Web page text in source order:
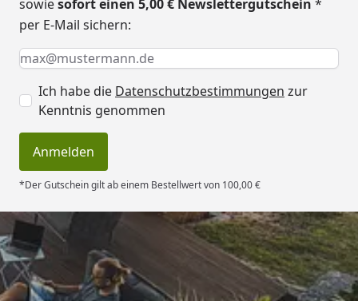
sowiesofort einen 5,00 € Newslettergutschein *
per E-Mail sichern:
Keine Eingabe erforderlich
Eingabe erforderlich
E-Mail *
Ich habe die Datenschutzbestimmungen zur
Kenntnis genommen
Anmelden
*Der Gutschein gilt ab einem Bestellwert von 100,00 €
Trusted Shops